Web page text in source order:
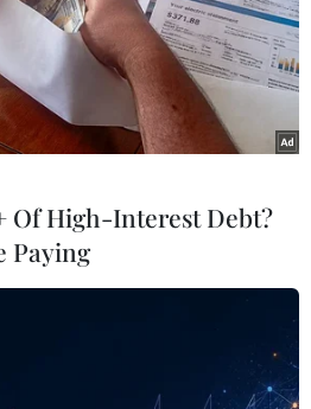
Of High-Interest Debt?
Paying